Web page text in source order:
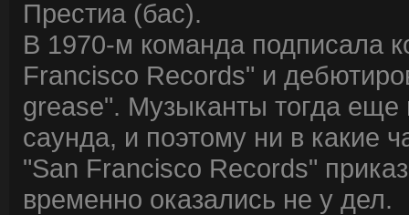
Престиа (бас).
В 1970-м команда подписала
Francisco Records" и
grease". Музыканты тогда еще
саунда, и поэтому ни в какие
"San Francisco Records"
временно оказались не у дел.